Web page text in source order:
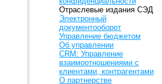
Отраслевые издания СЭД
Электронный
документооборот
Управление бюджетом
Об управлении
CRM: Управление
взаимоотношениями с
клиентами, контрагентами
О партнерстве